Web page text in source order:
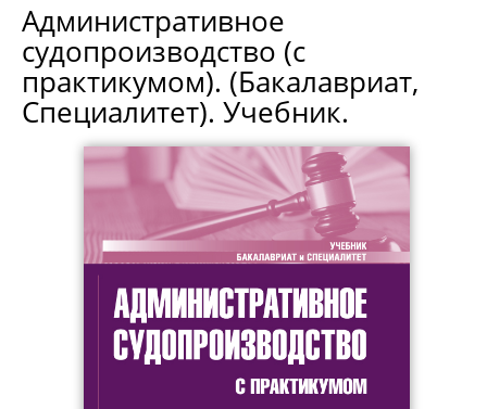
Административное
судопроизводство (с
практикумом). (Бакалавриат,
Специалитет). Учебник.